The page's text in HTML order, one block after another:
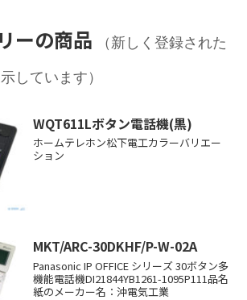
ーの商品
（新しく登録された
しています）
WQT611Lボタン電話機(黒)
ホームテレホン松下電工カラーバリエー
ション
MKT/ARC-30DKHF/P-W-02A
Panasonic IP OFFICE シリーズ 30ボタン多
機能電話機DI21844YB1261-1095P111品名
紙のメーカー名：沖電気工業